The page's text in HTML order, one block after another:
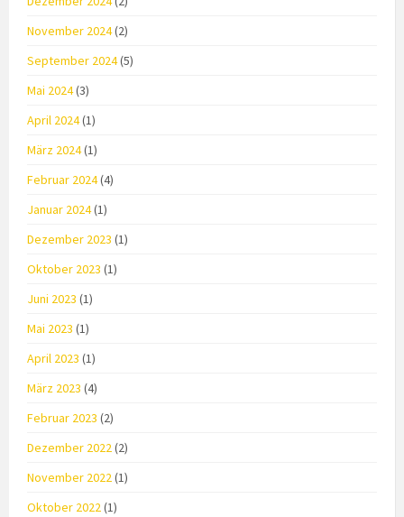
November 2024(2)
September 2024(5)
Mai 2024(3)
April 2024(1)
März 2024(1)
Februar 2024(4)
Januar 2024(1)
Dezember 2023 (1)
Oktober 2023 (1)
Juni 2023 (1)
Mai 2023 (1)
April 2023 (1)
März 2023 (4)
Februar 2023 (2)
Dezember 2022(2)
November 2022(1)
Oktober 2022(1)